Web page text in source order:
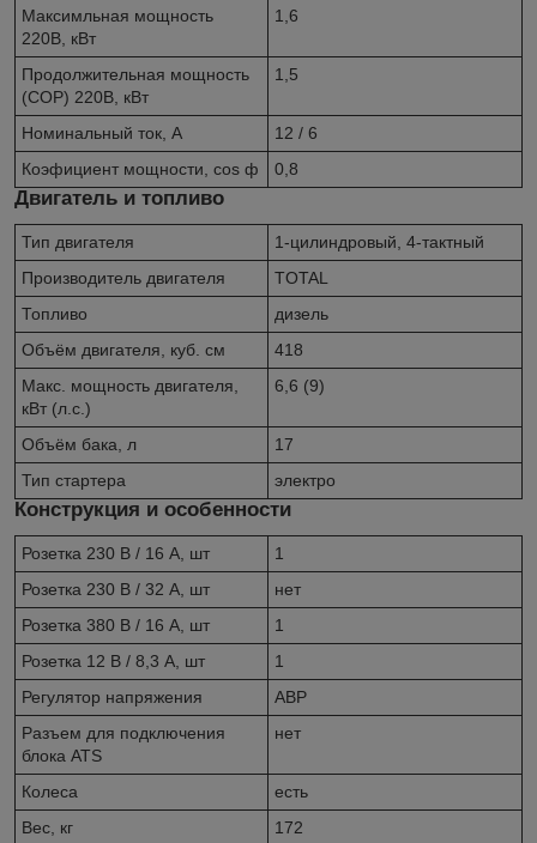
Максимльная мощность
220В, кВт
1,6
Продолжительная мощность
(COP) 220В, кВт
1,5
Номинальный ток, А
12 / 6
Коэфициент мощности, cos ф
0,8
Двигатель и топливо
Тип двигателя
1-цилиндровый, 4-тактный
Производитель двигателя
TOTAL
Топливо
дизель
Объём двигателя, куб. см
418
Макс. мощность двигателя,
кВт (л.с.)
6,6 (9)
Объём бака, л
17
Тип стартера
электро
Конструкция и особенности
Розетка 230 В / 16 А, шт
1
Розетка 230 В / 32 А, шт
нет
Розетка 380 В / 16 А, шт
1
Розетка 12 В / 8,3 А, шт
1
Регулятор напряжения
АВР
Разъем для подключения
блока ATS
нет
Колеса
есть
Вес, кг
172